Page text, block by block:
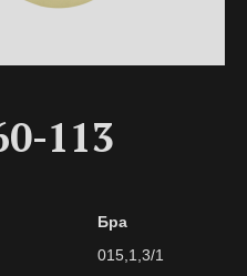
113
Бра
015,1,3/1